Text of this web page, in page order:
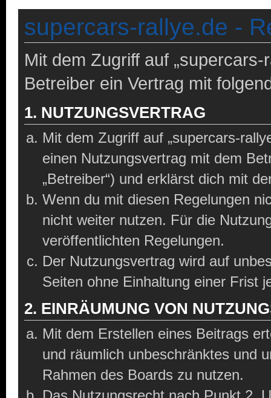
supercars-rallye.de -
Mit dem Zugriff auf
Betreiber ein Vertrag mit
1. NUTZUNGSVERTRAG
Mit dem Zugriff auf „supercars-
einen Nutzungsvertrag mit dem
„Betreiber“) und erklärst dich mit
Wenn du mit diesen Regelungen
nicht weiter nutzen. Für die
veröffentlichten Regelungen.
Der Nutzungsvertrag wird auf
Seiten ohne Einhaltung einer Frist
2. EINRÄUMUNG VON
Mit dem Erstellen eines Beitrags
und räumlich unbeschränktes und
Rahmen des Boards zu nutzen.